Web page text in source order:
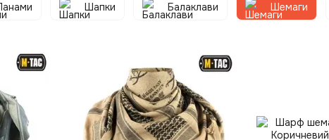
Шапки Балаклави Шемаги